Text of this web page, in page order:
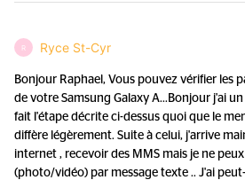
R Ryce St-Cyr
Bonjour Raphael, Vous pouvez vérifier les
de votre Samsung Galaxy A...Bonjour j'ai un
fait l'étape décrite ci-dessus quoi que le
diffère légèrement. Suite à celui, j'arrive
internet , recevoir des MMS mais je ne
(photo/vidéo) par message texte .. J'ai